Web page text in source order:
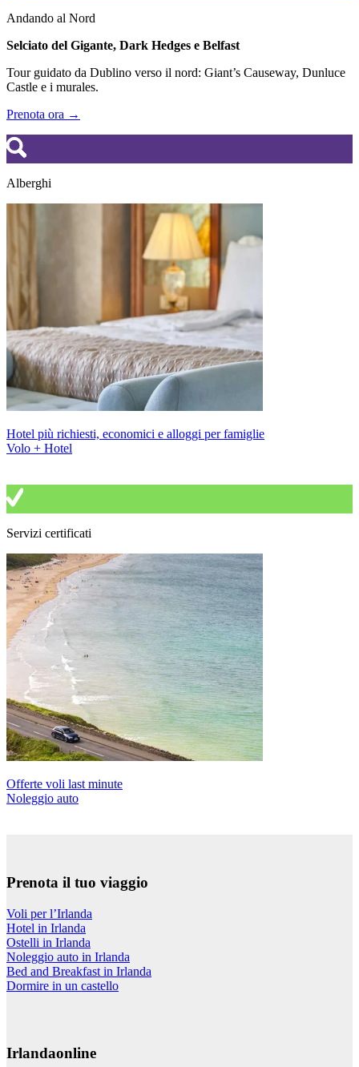
Andando al Nord
Selciato del Gigante, Dark Hedges e Belfast
Tour guidato da Dublino verso il nord: Giant’s Causeway, Dunluce
Castle e i murales.
Prenota ora →
Alberghi
Hotel più richiesti, economici e alloggi per famiglie
Volo + Hotel
Servizi certificati
Offerte voli last minute
Noleggio auto
Prenota il tuo viaggio
Voli per l’Irlanda
Hotel in Irlanda
Ostelli in Irlanda
Noleggio auto in Irlanda
Bed and Breakfast in Irlanda
Dormire in un castello
Irlandaonline